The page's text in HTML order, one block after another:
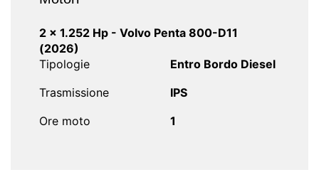
2 x 1.252 Hp - Volvo Penta 800-D11
(2026)
Tipologie
Entro Bordo Diesel
Trasmissione
IPS
Ore moto
1